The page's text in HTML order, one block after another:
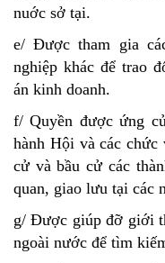
nuớc sở tại.
e/ Được tham gia
nghiệp khác để trao
án kinh doanh.
f/ Quyền được ứng
hành Hội và các
cử và bầu cử các
quan, giao lưu tại các
g/ Được giúp đỡ giới
ngoài nước để tìm